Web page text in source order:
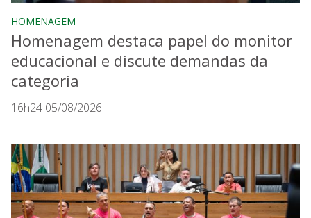
HOMENAGEM
Homenagem destaca papel do monitor
educacional e discute demandas da
categoria
16h24 05/08/2026